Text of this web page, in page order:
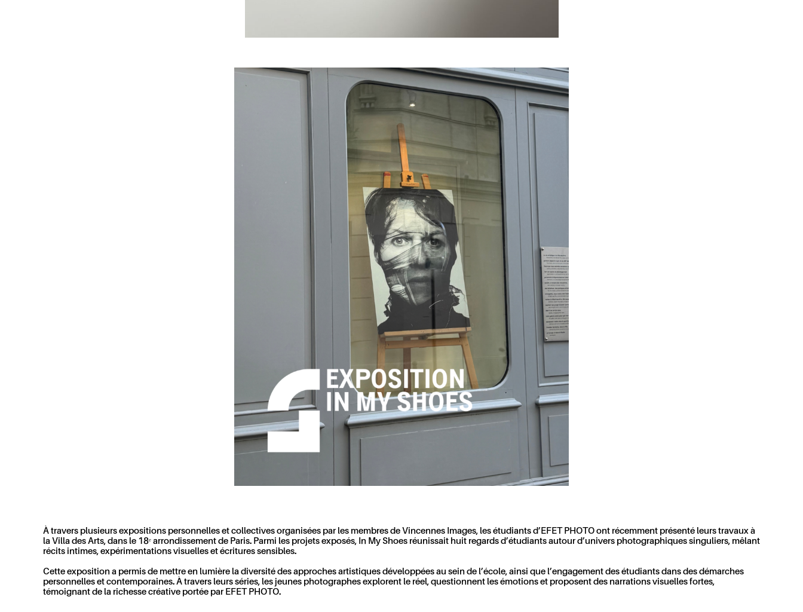
À travers plusieurs expositions personnelles et collectives organisées par les membres de Vincennes Images, les étudiants d’EFET PHOTO ont récemment présenté leurs travaux à
la Villa des Arts, dans le 18ᵉ arrondissement de Paris. Parmi les projets exposés, In My Shoes réunissait huit regards d’étudiants autour d’univers photographiques singuliers, mêlant
récits intimes, expérimentations visuelles et écritures sensibles.
Cette exposition a permis de mettre en lumière la diversité des approches artistiques développées au sein de l’école, ainsi que l’engagement des étudiants dans des démarches
personnelles et contemporaines. À travers leurs séries, les jeunes photographes explorent le réel, questionnent les émotions et proposent des narrations visuelles fortes,
témoignant de la richesse créative portée par EFET PHOTO.